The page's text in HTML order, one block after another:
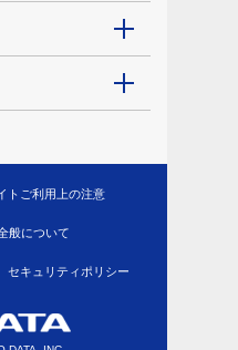
トご利用上の注意
般について
セキュリティポリシー